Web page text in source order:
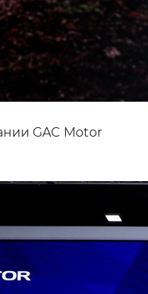
GAC Motor